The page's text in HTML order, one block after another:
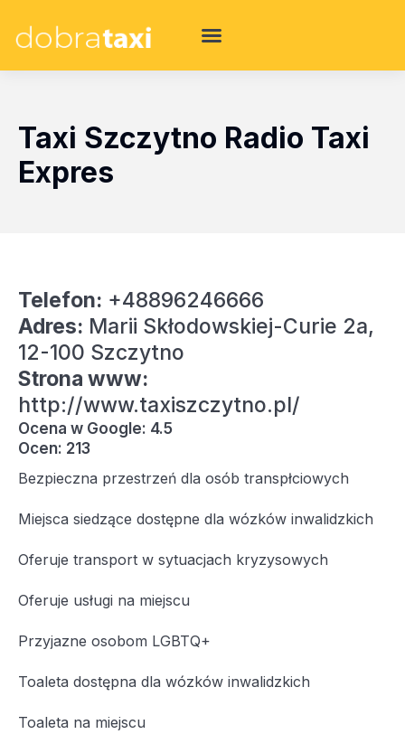
Taxi Szczytno Radio Taxi
Expres
Telefon: +48896246666
Adres: Marii Skłodowskiej-Curie 2a,
12-100 Szczytno
Strona www:
http://www.taxiszczytno.pl/
Ocena w Google: 4.5
Ocen: 213
Bezpieczna przestrzeń dla osób transpłciowych
Miejsca siedzące dostępne dla wózków inwalidzkich
Oferuje transport w sytuacjach kryzysowych
Oferuje usługi na miejscu
Przyjazne osobom LGBTQ+
Toaleta dostępna dla wózków inwalidzkich
Toaleta na miejscu